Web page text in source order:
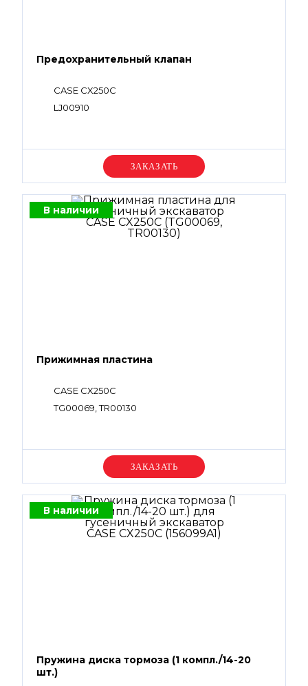
Предохранительный клапан
CASE CX250С
LJ00910
Уточняйте цену
В наличии
Прижимная пластина
CASE CX250С
TG00069, TR00130
Уточняйте цену
В наличии
Пружина диска тормоза (1 компл./14-20
шт.)